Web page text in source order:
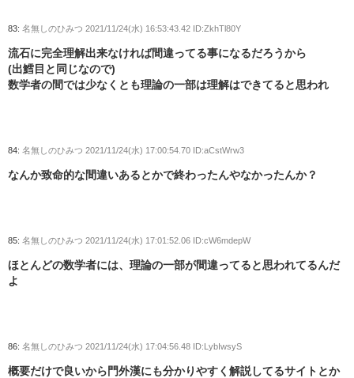
83: 名無しのひみつ 2021/11/24(水) 16:53:43.42 ID:ZkhTl80Y
流石に完全理解出来なければ間違ってる事になるだろうから
(出鱈目と同じなので)
数学者の間では少なくとも理論の一部は理解はできてると思われ
84: 名無しのひみつ 2021/11/24(水) 17:00:54.70 ID:aCstWrw3
なんか致命的な間違いあるとかで終わったんやなかったんか？
85: 名無しのひみつ 2021/11/24(水) 17:01:52.06 ID:cW6mdepW
ほとんどの数学者には、理論の一部が間違ってると思われてるんだ
よ
86: 名無しのひみつ 2021/11/24(水) 17:04:56.48 ID:LybIwsyS
概要だけで良いから門外漢にも分かりやすく解説してるサイトとか